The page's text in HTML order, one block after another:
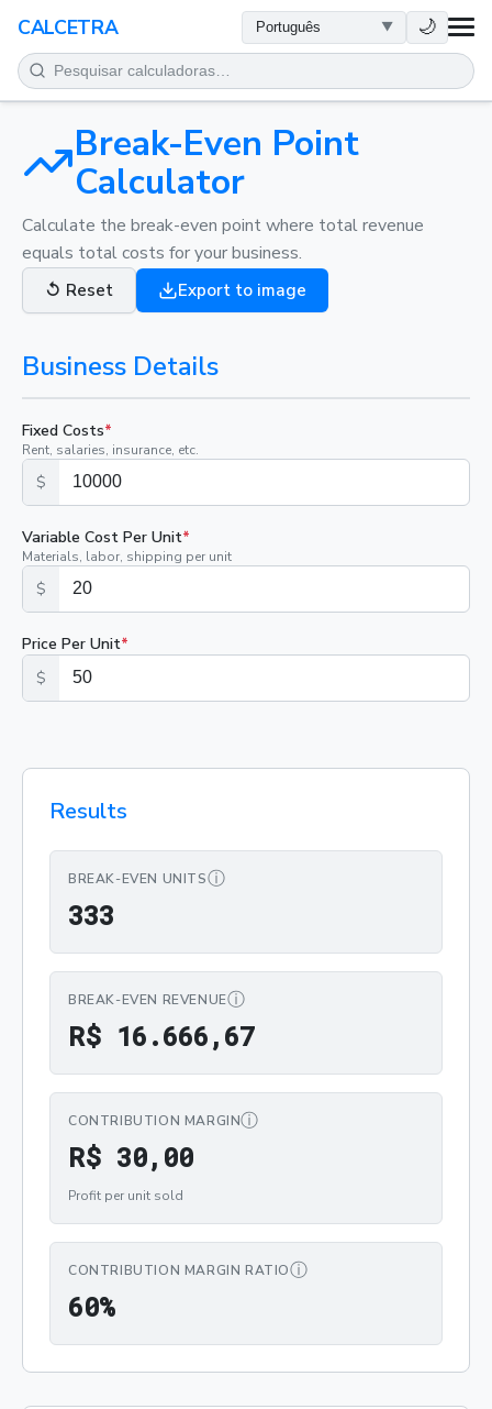
CALCETRA 🌙
MATEMÁTICA
CONVERSÕES
CIÊNCIA
COTIDIANO
OUTRAS FERRAMENTAS
Break-Even Point
Calculator
Calculate the break-even point where total revenue
equals total costs for your business.
↺ Reset Export to image
Business Details
Fixed Costs*
Rent, salaries, insurance, etc.
$
Variable Cost Per Unit*
Materials, labor, shipping per unit
$
Price Per Unit*
$
Results
BREAK-EVEN UNITSⓘ
333
BREAK-EVEN REVENUEⓘ
R$ 16.666,67R$ 16.666,67
CONTRIBUTION MARGINⓘ
R$ 30, 00R$ 30,00
Profit per unit sold
CONTRIBUTION MARGIN RATIOⓘ
60%60%